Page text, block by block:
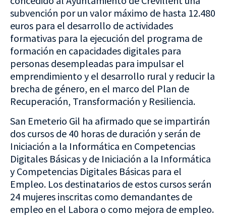
subvención por un valor máximo de hasta 12.480
euros para el desarrollo de actividades
formativas para la ejecución del programa de
formación en capacidades digitales para
personas desempleadas para impulsar el
emprendimiento y el desarrollo rural y reducir la
brecha de género, en el marco del Plan de
Recuperación, Transformación y Resiliencia.
San Emeterio Gil ha afirmado que se impartirán
dos cursos de 40 horas de duración y serán de
Iniciación a la Informática en Competencias
Digitales Básicas y de Iniciación a la Informática
y Competencias Digitales Básicas para el
Empleo. Los destinatarios de estos cursos serán
24 mujeres inscritas como demandantes de
empleo en el Labora o como mejora de empleo.